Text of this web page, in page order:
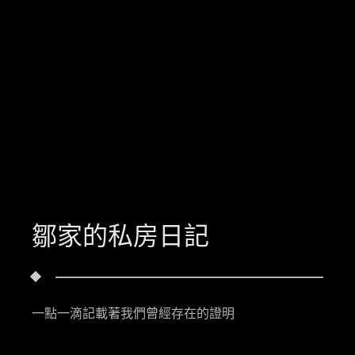
鄒家的私房日記
一點一滴記載著我們曾經存在的證明